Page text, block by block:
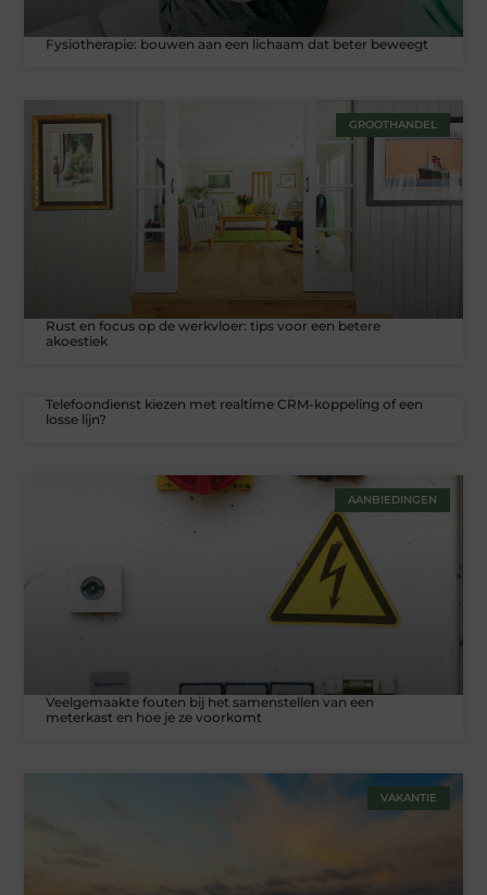
Fysiotherapie: bouwen aan een lichaam dat beter beweegt
GROOTHANDEL
Rust en focus op de werkvloer: tips voor een betere
akoestiek
Telefoondienst kiezen met realtime CRM-koppeling of een
losse lijn?
AANBIEDINGEN
Veelgemaakte fouten bij het samenstellen van een
meterkast en hoe je ze voorkomt
VAKANTIE